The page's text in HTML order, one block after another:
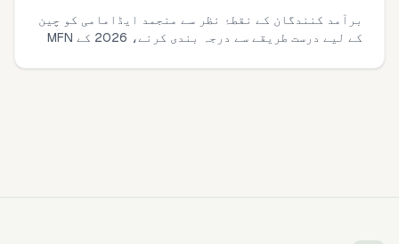
برآمد کنندگان کے نقطۂ نظر سے منجمد ایڈامامی کو چین
کے لیے درست طریقے سے درجہ بندی کرنے، 2026 کے MFN
حساب لگانے، اور GACC تقاضوں کو بغیر حیرت کے کلیئر